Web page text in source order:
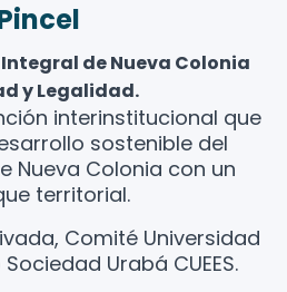
de Nueva Colonia
y Legalidad.
interinstitucional que
sostenible del
Nueva Colonia con un
territorial.
Comité Universidad
Urabá CUEES.